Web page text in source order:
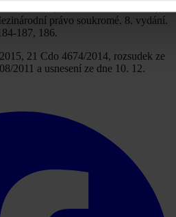
právo soukromé. 8. vydání.
187, 186.
21 Cdo 4674/2014, rozsudek ze
2011 a usnesení ze dne 10. 12.